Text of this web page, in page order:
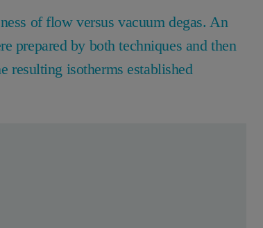
of flow versus vacuum degas. An
prepared by both techniques and then
resulting isotherms established